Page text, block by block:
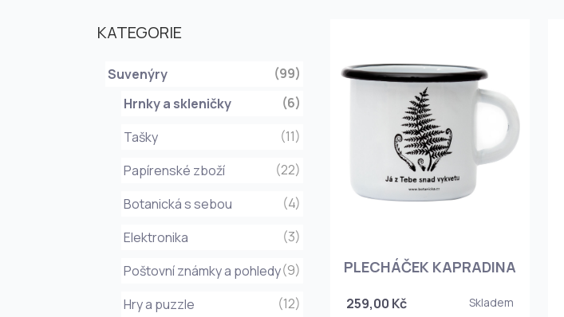
KATEGORIE
Suvenýry
(99)
Hrnky a skleničky
(6)
Tašky
(11)
Papírenské zboží
(22)
Botanická s sebou
(4)
Elektronika
(3)
Poštovní známky a pohledy(9)
Hry a puzzle
(12)
PLECHÁČEK KAPRADINA
259,00 Kč Skladem